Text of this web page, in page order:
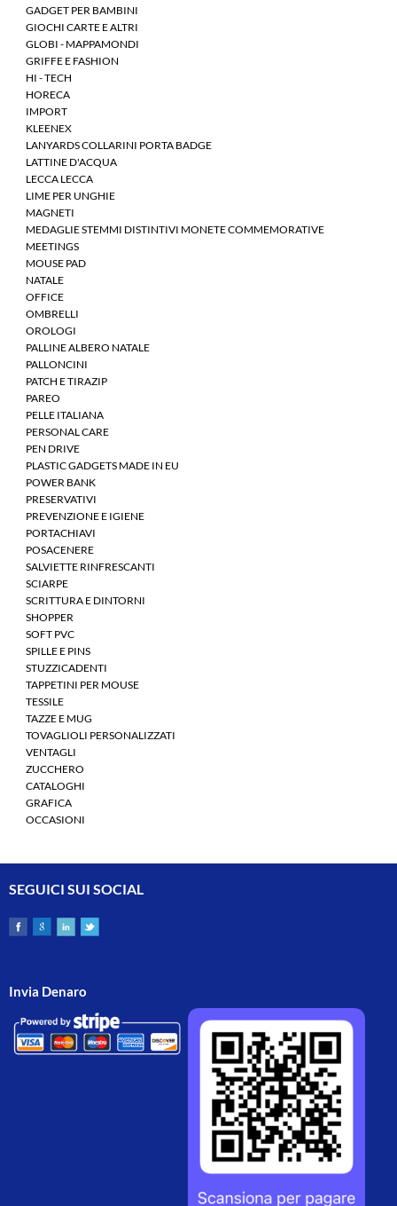
GADGET PER BAMBINI
GIOCHI CARTE E ALTRI
GLOBI - MAPPAMONDI
GRIFFE E FASHION
HI - TECH
HORECA
IMPORT
KLEENEX
LANYARDS COLLARINI PORTA BADGE
LATTINE D'ACQUA
LECCA LECCA
LIME PER UNGHIE
MAGNETI
MEDAGLIE STEMMI DISTINTIVI MONETE COMMEMORATIVE
MEETINGS
MOUSE PAD
NATALE
OFFICE
OMBRELLI
OROLOGI
PALLINE ALBERO NATALE
PALLONCINI
PATCH E TIRAZIP
PAREO
PELLE ITALIANA
PERSONAL CARE
PEN DRIVE
PLASTIC GADGETS MADE IN EU
POWER BANK
PRESERVATIVI
PREVENZIONE E IGIENE
PORTACHIAVI
POSACENERE
SALVIETTE RINFRESCANTI
SCIARPE
SCRITTURA E DINTORNI
SHOPPER
SOFT PVC
SPILLE E PINS
STUZZICADENTI
TAPPETINI PER MOUSE
TESSILE
TAZZE E MUG
TOVAGLIOLI PERSONALIZZATI
VENTAGLI
ZUCCHERO
CATALOGHI
GRAFICA
OCCASIONI
SEGUICI SUI SOCIAL
Invia Denaro